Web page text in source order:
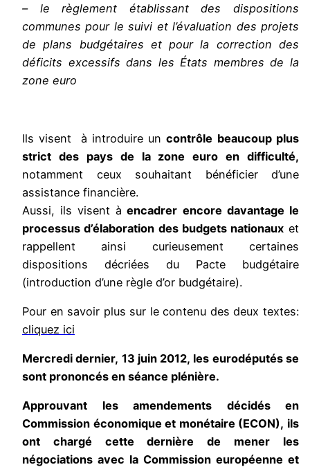
– le règlement établissant des dispositions
communes pour le suivi et l’évaluation des projets
de plans budgétaires et pour la correction des
déficits excessifs dans les États membres de la
zone euro
Ils visent à introduire un contrôle beaucoup plus
strict des pays de la zone euro en difficulté,
notamment ceux souhaitant bénéficier d’une
assistance financière.
Aussi, ils visent à encadrer encore davantage le
processus d’élaboration des budgets nationaux et
rappellent ainsi curieusement certaines
dispositions décriées du Pacte budgétaire
(introduction d’une règle d’or budgétaire).
Pour en savoir plus sur le contenu des deux textes:
cliquez ici
Mercredi dernier, 13 juin 2012, les eurodéputés se
sont prononcés en séance plénière.
Approuvant les amendements décidés en
Commission économique et monétaire (ECON), ils
ont chargé cette dernière de mener les
négociations avec la Commission européenne et